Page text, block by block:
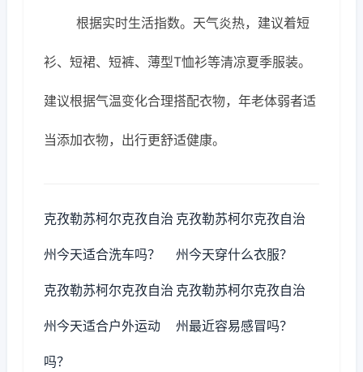
根据实时生活指数。天气炎热，建议着短
衫、短裙、短裤、薄型T恤衫等清凉夏季服装。
建议根据气温变化合理搭配衣物，年老体弱者适
当添加衣物，出行更舒适健康。
克孜勒苏柯尔克孜自治
州今天适合洗车吗？
克孜勒苏柯尔克孜自治
州今天穿什么衣服？
克孜勒苏柯尔克孜自治
州今天适合户外运动
吗？
克孜勒苏柯尔克孜自治
州最近容易感冒吗？